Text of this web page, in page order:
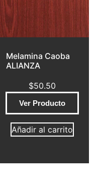
Melamina Caoba
ALIANZA
$50.50
Ver Producto
Añadir al carrito